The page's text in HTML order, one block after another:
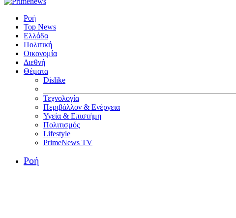
Ροή
Top News
Ελλάδα
Πολιτική
Οικονομία
Διεθνή
Θέματα
Dislike
Τεχνολογία
Περιβάλλον & Ενέργεια
Υγεία & Επιστήμη
Πολιτισμός
Lifestyle
PrimeNews TV
Ροή